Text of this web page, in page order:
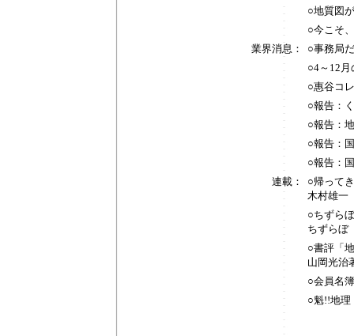
○地質図
○今こそ
業界消息：
○事務局
○4～12月
○惠谷コ
○報告：
○報告：
○報告：
○報告：
連載：
○帰って
木村雄一
○ちずら
ちずらぼ
○書評「
山岡光治
○会員名簿
○魁!!地理